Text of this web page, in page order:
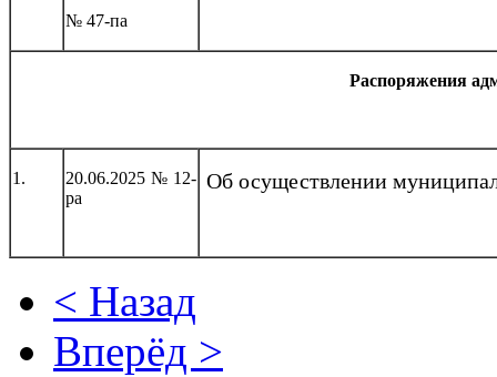
№ 47-па
Распоряжения
1.
20.06.2025 № 12-
ра
Об осуществлении
< Назад
Вперёд >